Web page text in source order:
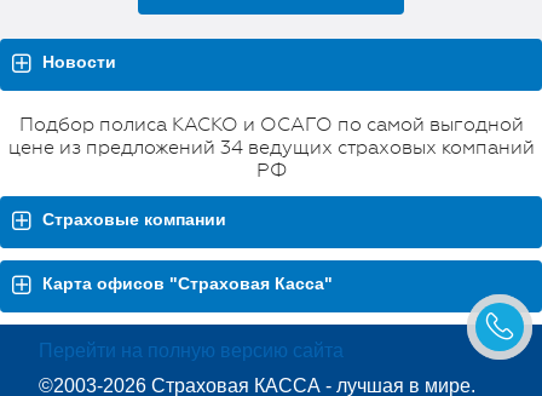
Новости
Подбор полиса КАСКО и ОСАГО по самой выгодной
цене из предложений 34 ведущих страховых компаний
РФ
Страховые компании
Карта офисов "Страховая Касса"
Перейти на полную версию сайта
©2003-2026 Страховая КАССА - лучшая в мире.